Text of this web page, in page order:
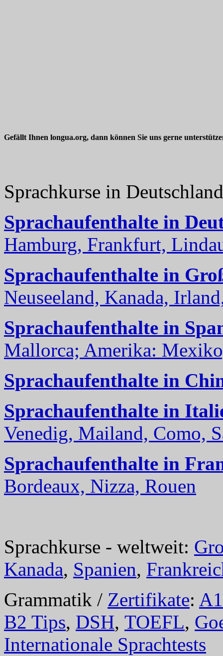
Gefällt Ihnen longua.org, dann können Sie uns gerne
Sprachkurse in
Sprachaufenthalte in
Hamburg, Frankfurt,
Sprachaufenthalte in
Neuseeland, Kanada,
Sprachaufenthalte in
Mallorca; Amerika:
Sprachaufenthalte in
Sprachaufenthalte in
Venedig, Mailand, Como,
Sprachaufenthalte in
Bordeaux, Nizza, Rouen
Sprachkurse - weltweit:
Kanada, Spanien,
Grammatik / Zertifikate: A1
B2 Tips, DSH, TOEFL,
Internationale Sprachtests